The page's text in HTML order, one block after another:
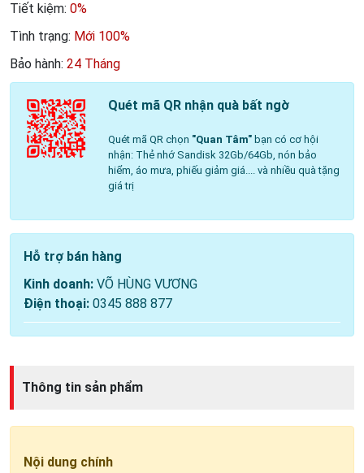
Tiết kiệm: 0%
Tình trạng: Mới 100%
Bảo hành: 24 Tháng
Quét mã QR nhận quà bất ngờ
Quét mã QR chọn "Quan Tâm"bạn có cơ hội
nhận: Thẻ nhớ Sandisk 32Gb/64Gb, nón bảo
hiểm, áo mưa, phiếu giảm giá.... và nhiều quà tặng
giá trị
Hỗ trợ bán hàng
Kinh doanh: VÕ HÙNG VƯƠNG
Điện thoại: 0345 888 877
Thông tin sản phẩm
Nội dung chính